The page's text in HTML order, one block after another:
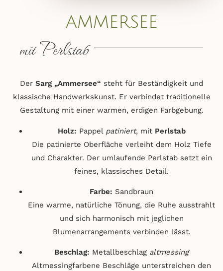
ammersee
mit Perlstab
Der Sarg „Ammersee“ steht für Beständigkeit und
klassische Handwerkskunst. Er verbindet traditionelle
Gestaltung mit einer warmen, erdigen Farbgebung.
Holz: Pappel patiniert, mit Perlstab
Die patinierte Oberfläche verleiht dem Holz Tiefe
und Charakter. Der umlaufende Perlstab setzt ein
feines, klassisches Detail.
Farbe: Sandbraun
Eine warme, natürliche Tönung, die Ruhe ausstrahlt
und sich harmonisch mit jeglichen
Blumenarrangements verbinden lässt.
Beschlag: Metallbeschlag altmessing
Altmessingfarbene Beschläge unterstreichen den